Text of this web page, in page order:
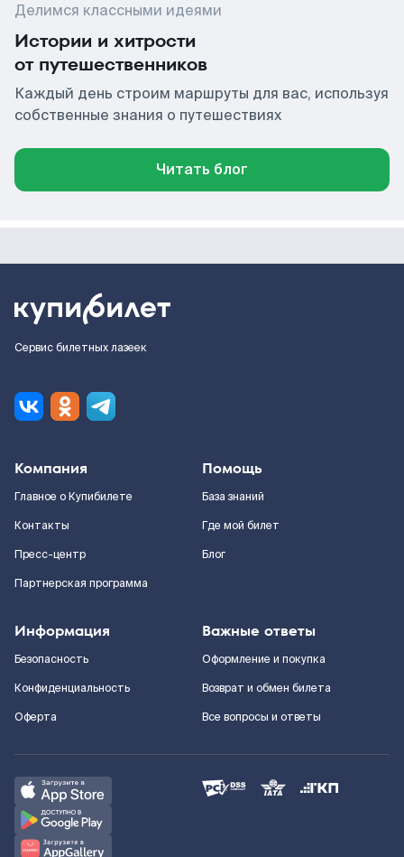
Делимся классными идеями
Истории и хитрости
от путешественников
Каждый день строим маршруты для вас, используя
собственные знания о путешествиях
Читать блог
Сервис билетных лазеек
Компания
Главное о Купибилете
Контакты
Пресс-центр
Партнерская программа
Помощь
База знаний
Где мой билет
Блог
Информация
Безопасность
Конфиденциальность
Оферта
Важные ответы
Оформление и покупка
Возврат и обмен билета
Все вопросы и ответы